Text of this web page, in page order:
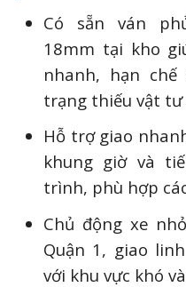
Có sẵn ván
18mm tại kho
nhanh, hạn
trạng thiếu vật tư
Hỗ trợ giao
khung giờ và
trình, phù hợp
Chủ động xe
Quận 1, giao
với khu vực khó